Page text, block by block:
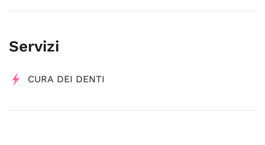
Servizi
CURA DEI DENTI